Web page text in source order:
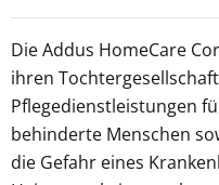
Die Addus HomeCare
ihren
Pflegedienstleistungen
behinderte Menschen
die Gefahr eines